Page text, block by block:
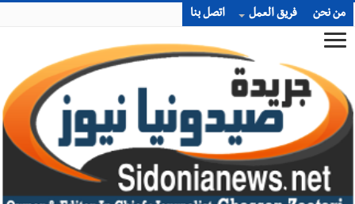
من نحن فريق العمل اتصل بنا